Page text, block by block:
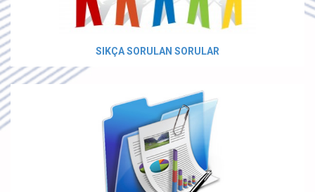
SIKÇA SORULAN SORULAR